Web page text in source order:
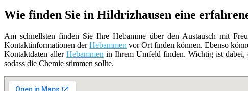
Wie finden Sie in Hildrizhausen eine
Am schnellsten finden Sie Ihre Hebamme über den Austausch mit
Kontaktinformationen derHebammen vor Ort finden können. Ebenso
Kontaktdaten aller Hebammenin Ihrem Umfeld finden. Wichtig ist dabei,
sodass die Chemie stimmen sollte.